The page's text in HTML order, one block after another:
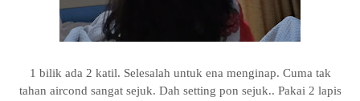
1 bilik ada 2 katil. Selesalah untuk ena menginap. Cuma tak
tahan aircond sangat sejuk. Dah setting pon sejuk.. Pakai 2 lapis